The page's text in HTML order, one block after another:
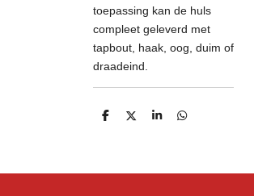
toepassing kan de huls
compleet geleverd met
tapbout, haak, oog, duim of
draadeind.
D
D
S
D